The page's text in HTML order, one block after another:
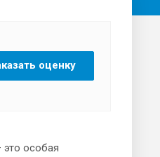
оценку
это особая